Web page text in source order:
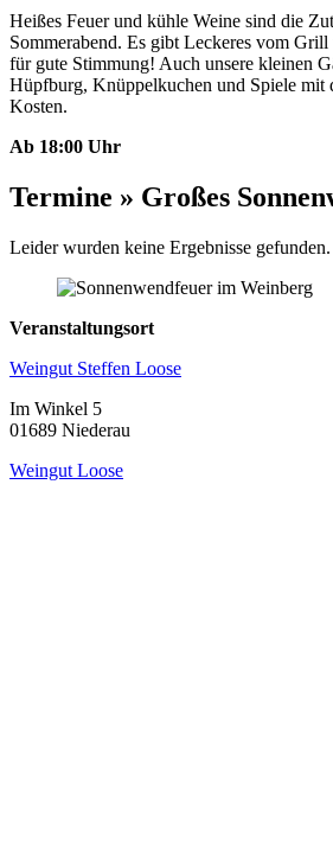
Heißes Feuer und kühle Weine sind die
Sommerabend. Es gibt Leckeres vom
für gute Stimmung! Auch unsere kleinen
Hüpfburg, Knüppelkuchen und Spiele mit
Kosten.
Ab 18:00 Uhr
Termine » Großes
Leider wurden keine Ergebnisse gefunden.
Veranstaltungsort
Weingut Steffen Loose
Im Winkel 5
01689 Niederau
Weingut Loose